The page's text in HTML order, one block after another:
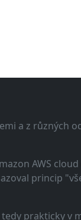
a z různých
AWS
princip
prakticky